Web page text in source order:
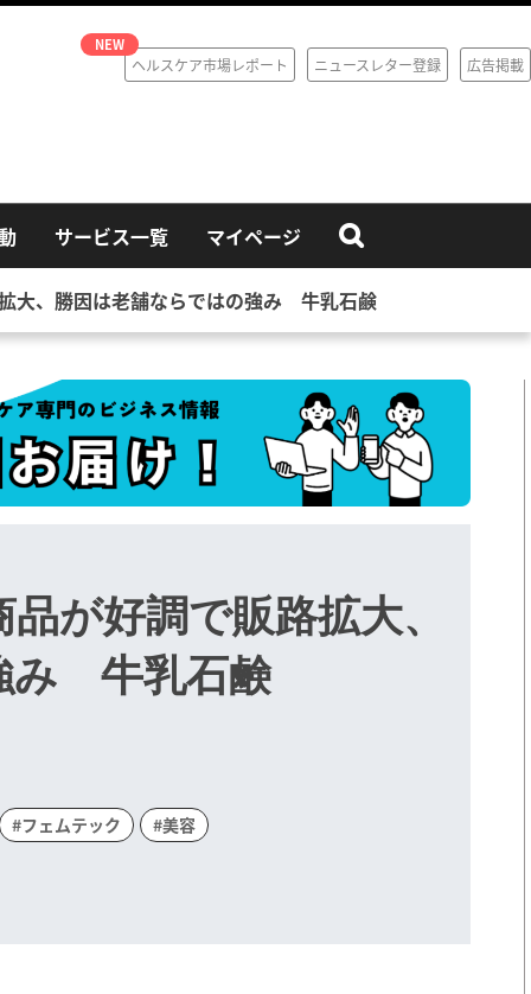
ヘルスケア市場レポート ニュースレター登録 広告掲載
サービス一覧 マイページ
大、勝因は老舗ならではの強み 牛乳石鹸
が好調で販路拡大、
み 牛乳石鹸
#フェムテック #美容